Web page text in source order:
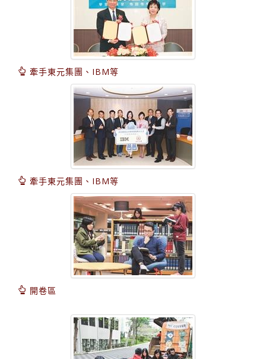
牽手東元集團、IBM等
牽手東元集團、IBM等
開卷區